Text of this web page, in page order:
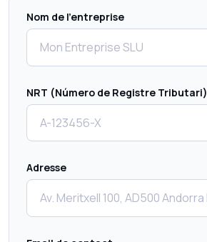
Nom de l'entreprise
NRT (Número de Registre Tributari)
Adresse